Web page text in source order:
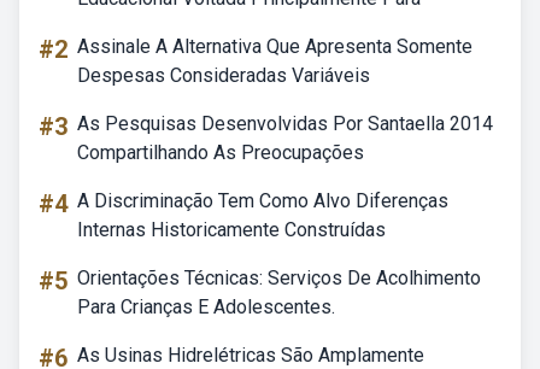
#2 Assinale A Alternativa Que Apresenta Somente
Despesas Consideradas Variáveis
#3 As Pesquisas Desenvolvidas Por Santaella 2014
Compartilhando As Preocupações
#4 A Discriminação Tem Como Alvo Diferenças
Internas Historicamente Construídas
#5 Orientações Técnicas: Serviços De Acolhimento
Para Crianças E Adolescentes.
#6 As Usinas Hidrelétricas São Amplamente